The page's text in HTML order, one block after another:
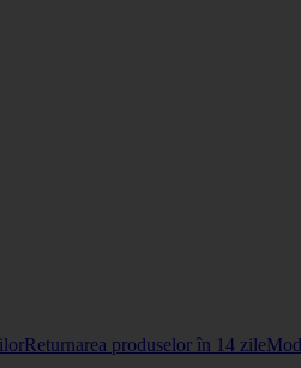
Returnarea produselor în 14 zile